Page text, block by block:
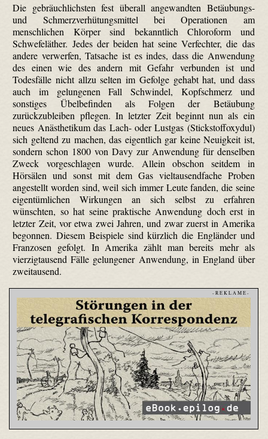
Die gebräuchlichsten fest überall angewandten Betäubungs-
und Schmerzverhütungsmittel bei Operationen am
menschlichen Körper sind bekanntlich Chloroform und
Schwefeläther. Jedes der beiden hat seine Verfechter, die das
andere verwerfen, Tatsache ist es indes, dass die Anwendung
des einen wie des andern mit Gefahr verbunden ist und
Todesfälle nicht allzu selten im Gefolge gehabt hat, und dass
auch im gelungenen Fall Schwindel, Kopfschmerz und
sonstiges Übelbefinden als Folgen der Betäubung
zurückzubleiben pflegen. In letzter Zeit beginnt nun als ein
neues Anästhetikum das Lach- oder Lustgas (Stickstoffoxydul)
sich geltend zu machen, das eigentlich gar keine Neuigkeit ist,
sondern schon 1800 von Davy zur Anwendung für denselben
Zweck vorgeschlagen wurde. Allein obschon seitdem in
Hörsälen und sonst mit dem Gas vieltausendfache Proben
angestellt worden sind, weil sich immer Leute fanden, die seine
eigentümlichen Wirkungen an sich selbst zu erfahren
wünschten, so hat seine praktische Anwendung doch erst in
letzter Zeit, vor etwa zwei Jahren, und zwar zuerst in Amerika
begonnen. Diesem Beispiele sind kürzlich die Engländer und
Franzosen gefolgt. In Amerika zählt man bereits mehr als
vierzigtausend Fälle gelungener Anwendung, in England über
zweitausend.
- R E K L A M E -